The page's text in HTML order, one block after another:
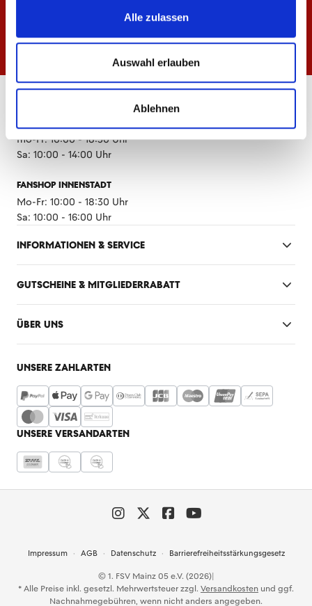
Alle zulassen
Auswahl erlauben
Ablehnen
Mo-Fr: 10:00 - 18:30 Uhr
Sa: 10:00 - 14:00 Uhr
FANSHOP INNENSTADT
Mo-Fr: 10:00 - 18:30 Uhr
Sa: 10:00 - 16:00 Uhr
INFORMATIONEN & SERVICE
GUTSCHEINE & MITGLIEDERRABATT
ÜBER UNS
UNSERE ZAHLARTEN
UNSERE VERSANDARTEN
Impressum AGB Datenschutz Barrierefreiheitsstärkungsgesetz
© 1. FSV Mainz 05 e.V. (2026)|
* Alle Preise inkl. gesetzl. Mehrwertsteuer zzgl. Versandkosten und ggf.
Nachnahmegebühren, wenn nicht anders angegeben.